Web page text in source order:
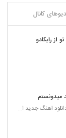
ایرانی
جذاب
کانال
رایکادو
میدونستم
دانلود آهنگ جدید، دانلود اهنگ جدید ایرانی